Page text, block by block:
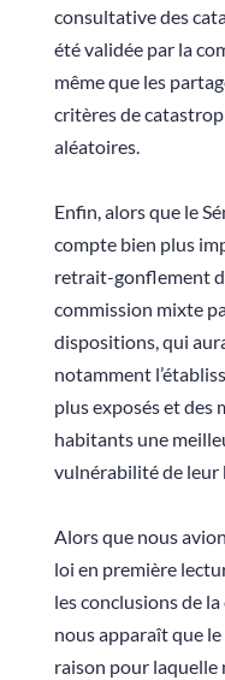
consultative des
été validée par la
même que les
critères de
aléatoires.
Enfin, alors que le
compte bien plus
retrait-gonflement
commission mixte
dispositions, qui
notamment
plus exposés et des
habitants une
vulnérabilité de leur
Alors que nous
loi en première
les conclusions de
nous apparaît que le
raison pour laquelle